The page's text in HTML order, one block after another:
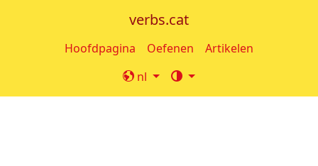
verbs.cat
Hoofdpagina Oefenen
Artikelen
nl